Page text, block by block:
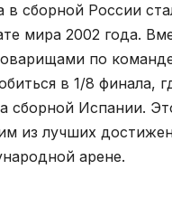
в сборной России
мира 2002 года.
по
в 1/8 финала,
сборной Испании.
из лучших
арене.